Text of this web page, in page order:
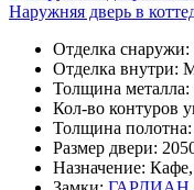
Наружняя дверь в
Отделка
Отделка
Толщина
Кол-во контуров
Толщина
Размер двери:
Назначение: